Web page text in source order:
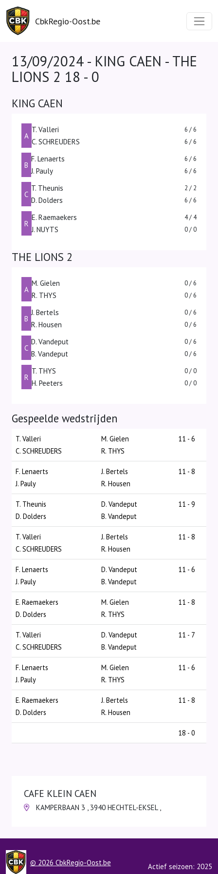
CbkRegio-Oost.be
13/09/2024 - KING CAEN - THE
LIONS 2 18 - 0
KING CAEN
A
T. Valleri 6 / 6
C. SCHREUDERS 6 / 6
B
F. Lenaerts 6 / 6
J. Pauly 6 / 6
C
T. Theunis 2 / 2
D. Dolders 6 / 6
R
E. Raemaekers 4 / 4
J. NUYTS 0 / 0
THE LIONS 2
A
M. Gielen 0 / 6
R. THYS 0 / 6
B
J. Bertels 0 / 6
R. Housen 0 / 6
C
D. Vandeput 0 / 6
B. Vandeput 0 / 6
R
T. THYS 0 / 0
H. Peeters 0 / 0
Gespeelde wedstrijden
T. Valleri
C. SCHREUDERS
M. Gielen
R. THYS
11 - 6
F. Lenaerts
J. Pauly
J. Bertels
R. Housen
11 - 8
T. Theunis
D. Dolders
D. Vandeput
B. Vandeput
11 - 9
T. Valleri
C. SCHREUDERS
J. Bertels
R. Housen
11 - 8
F. Lenaerts
J. Pauly
D. Vandeput
B. Vandeput
11 - 6
E. Raemaekers
D. Dolders
M. Gielen
R. THYS
11 - 8
T. Valleri
C. SCHREUDERS
D. Vandeput
B. Vandeput
11 - 7
F. Lenaerts
J. Pauly
M. Gielen
R. THYS
11 - 6
E. Raemaekers
D. Dolders
J. Bertels
R. Housen
11 - 8
18 - 0
CAFE KLEIN CAEN
KAMPERBAAN 3 , 3940 HECHTEL-EKSEL ,
© 2026 CbkRegio-Oost.be Actief seizoen: 2025